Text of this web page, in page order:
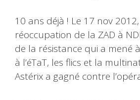
10 ans déjà ! Le 17 nov 2012,
réoccupation de la ZAD à
de la résistance qui a mené
à l’éTaT, les flics et la
Astérix a gagné contre